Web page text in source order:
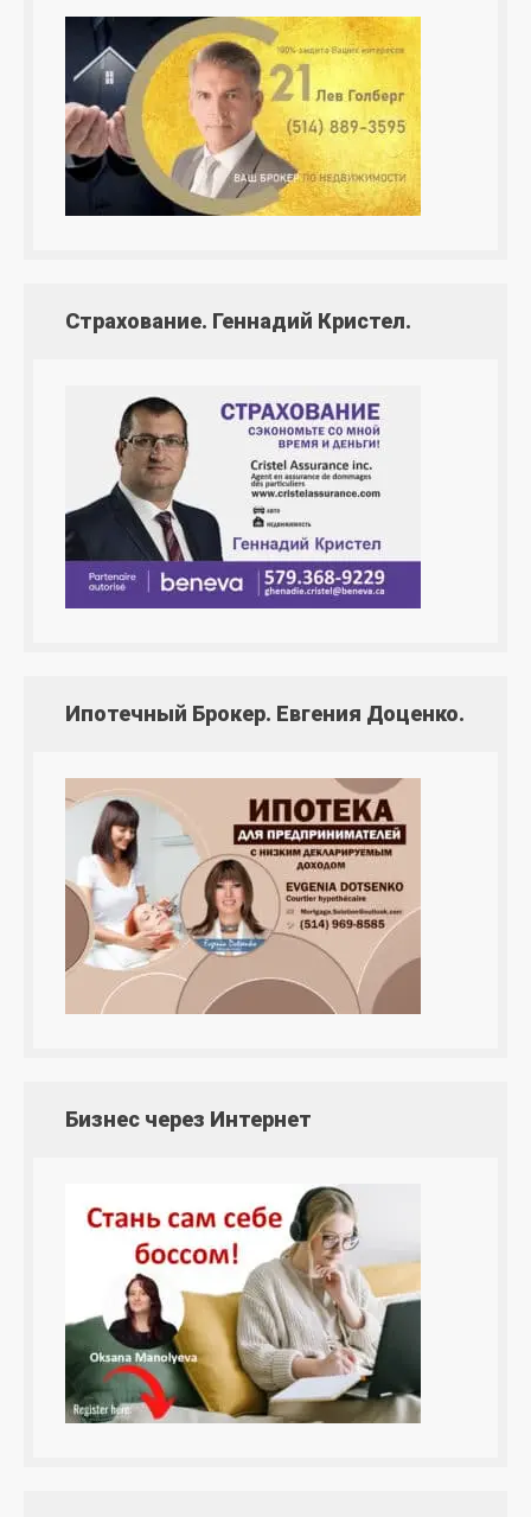
Страхование. Геннадий Кристел.
Ипотечный Брокер. Евгения Доценко.
Бизнес через Интернет